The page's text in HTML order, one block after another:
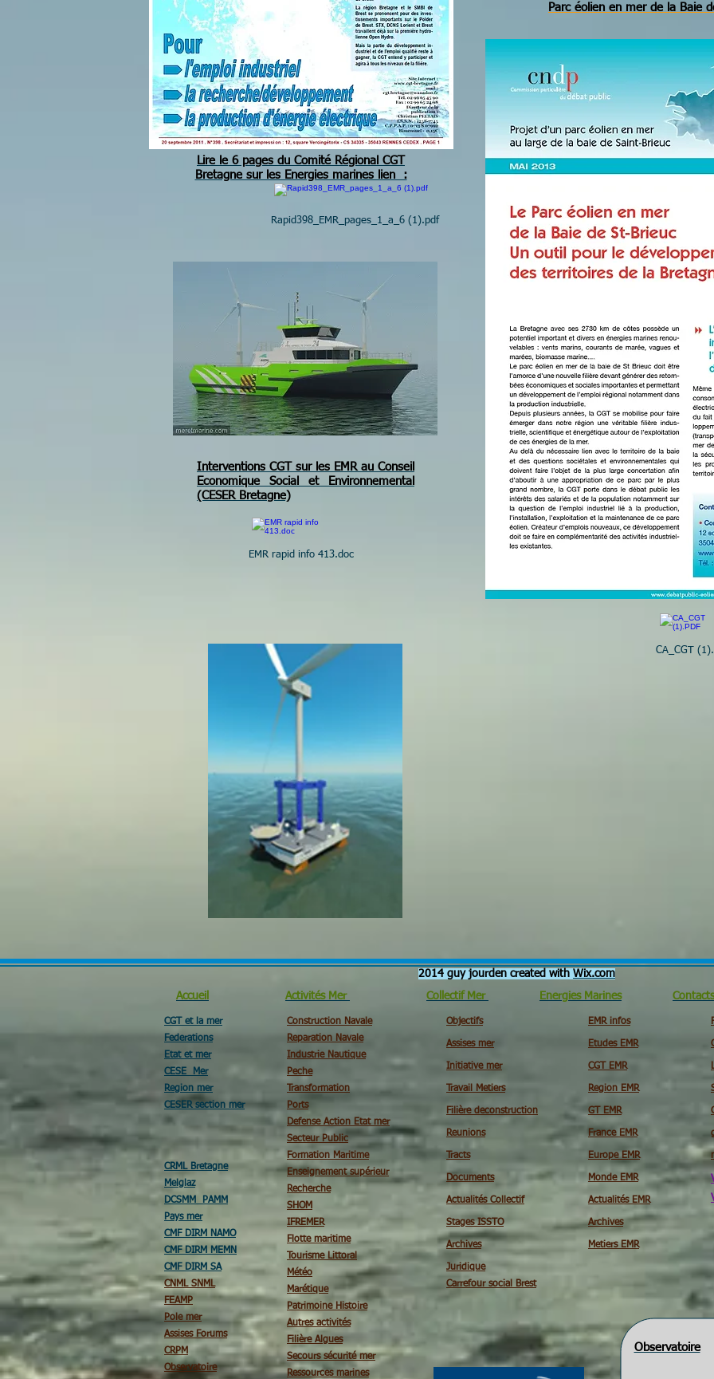
Lire le 6 pages du Comité Régional CGT
Bretagne sur les Energies marines lien :
Rapid398_EMR_pages_1_a_6 (1).pdf
Interventions CGT sur les EMR au Conseil
Economique Social et Environnemental
(CESER Bretagne)
EMR rapid info 413.doc
Parc éolien en mer de la Baie
CA_CGT
2014 guy jourden created with Wix.com
Accueil
Activités Mer Collectif Mer Energies Marines Contacts
CGT et la mer
Federations
Etat et mer
CESE Mer
Region mer
CESER section mer
CRML Bretagne
Melglaz
DCSMM PAMM
Pays mer
CMF DIRM NAMO
CMF DIRM MEMN
CMF DIRM SA
CNML SNML
FEAMP
Pole mer
Assises Forums
CRPM
Observatoire
Construction Navale
Reparation Navale
Industrie Nautique
Peche
Transformation
Ports
Defense Action Etat mer
Secteur Public
Formation Maritime
Enseignement supérieur
Recherche
SHOM
IFREMER
Flotte maritime
Tourisme Littoral
Météo
Marétique
Patrimoine Histoire
Autres activités
Filière Algues
Secours sécurité mer
Ressources marines
Objectifs
Assises mer
Initiative mer
Travail Metiers
Filière deconstruction
Reunions
Tracts
Documents
Actualités Collectif
Stages ISSTO
Archives
Juridique
Carrefour social Brest
EMR infos
Etudes EMR
CGT EMR
Region EMR
GT EMR
France EMR
Europe EMR
Monde EMR
Actualités EMR
Archives
Metiers EMR
Observatoire